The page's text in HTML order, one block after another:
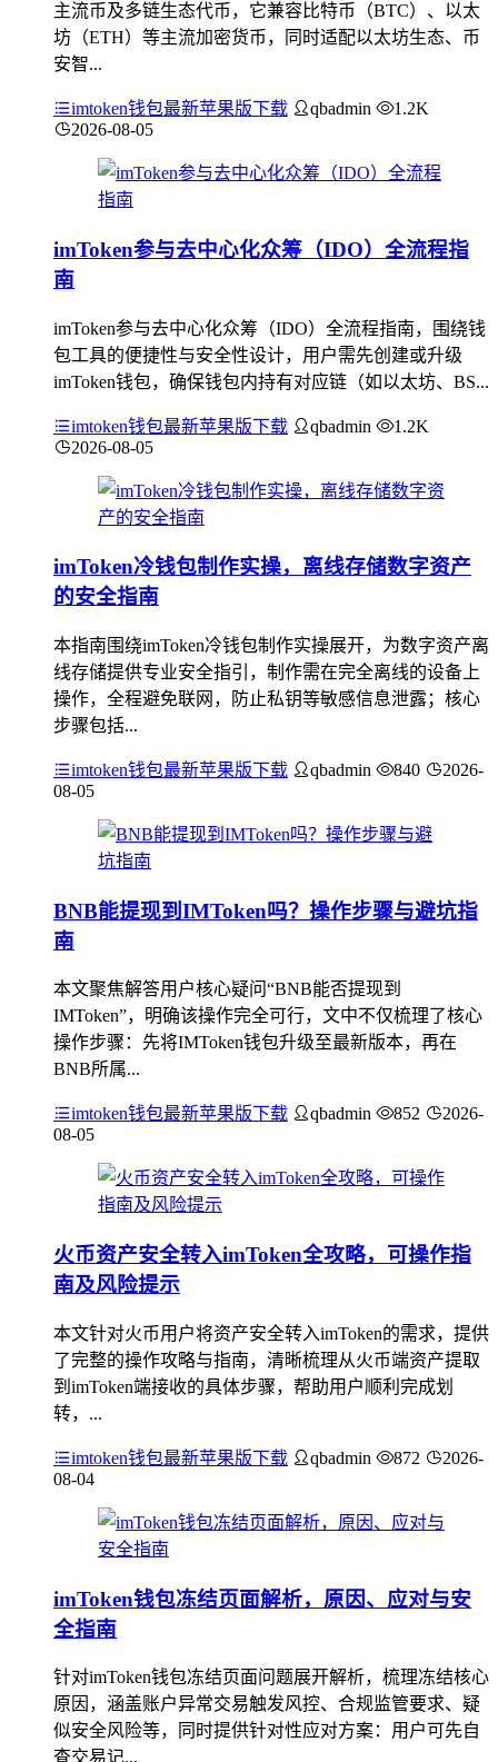
主流币及多链生态代币，它兼容比特币（BTC）、以太
坊（ETH）等主流加密货币，同时适配以太坊生态、币
安智...
imtoken钱包最新苹果版下载 qbadmin
1.2K
2026-08-05
imToken参与去中心化众筹（IDO）全流程指
南
imToken参与去中心化众筹（IDO）全流程指南，围绕钱
包工具的便捷性与安全性设计，用户需先创建或升级
imToken钱包，确保钱包内持有对应链（如以太坊、BS...
imtoken钱包最新苹果版下载 qbadmin
1.2K
2026-08-05
imToken冷钱包制作实操，离线存储数字资产
的安全指南
本指南围绕imToken冷钱包制作实操展开，为数字资产离
线存储提供专业安全指引，制作需在完全离线的设备上
操作，全程避免联网，防止私钥等敏感信息泄露；核心
步骤包括...
imtoken钱包最新苹果版下载 qbadmin 840
2026-
08-05
BNB能提现到IMToken吗？操作步骤与避坑指
南
本文聚焦解答用户核心疑问“BNB能否提现到
IMToken”，明确该操作完全可行，文中不仅梳理了核心
操作步骤：先将IMToken钱包升级至最新版本，再在
BNB所属...
imtoken钱包最新苹果版下载 qbadmin 852
2026-
08-05
火币资产安全转入imToken全攻略，可操作指
南及风险提示
本文针对火币用户将资产安全转入imToken的需求，提供
了完整的操作攻略与指南，清晰梳理从火币端资产提取
到imToken端接收的具体步骤，帮助用户顺利完成划
转，...
imtoken钱包最新苹果版下载 qbadmin 872
2026-
08-04
imToken钱包冻结页面解析，原因、应对与安
全指南
针对imToken钱包冻结页面问题展开解析，梳理冻结核心
原因，涵盖账户异常交易触发风控、合规监管要求、疑
似安全风险等，同时提供针对性应对方案：用户可先自
查交易记...